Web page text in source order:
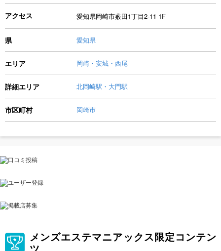
アクセス 愛知県岡崎市薮田1丁目2-11 1F
県 愛知県
エリア 岡崎・安城・西尾
詳細エリア 北岡崎駅・大門駅
市区町村 岡崎市
メンズエステマニアックス限定コンテン